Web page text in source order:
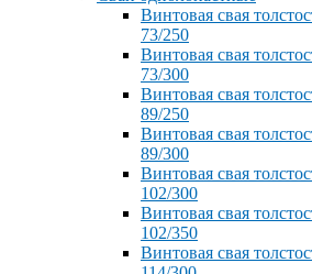
Винтовая свая
73/250
Винтовая свая
73/300
Винтовая свая
89/250
Винтовая свая
89/300
Винтовая свая
102/300
Винтовая свая
102/350
Винтовая свая